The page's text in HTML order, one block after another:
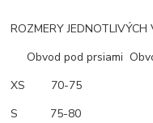
ROZMERY
Obvod pod prsiami
XS 70-75
S 75-80